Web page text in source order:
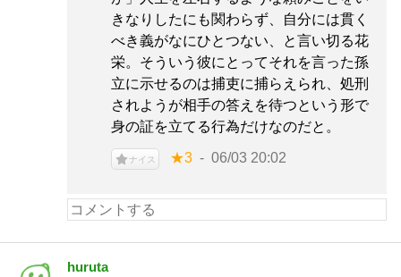
きなりしたにも関わらず、自分には貫く
べき義がなにひとつない、と言い切る花
栄。そういう彼にとってそれを言った孫
立に示せるのは捕吏に捕らえられ、処刑
されようが相手の答えを待つという形で
身の証を立てる行為だけなのだと。
ナイス ★3 06/03 20:02
huruta